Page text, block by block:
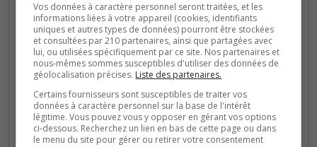
0
50
100
150
Sept Oct Nov Déc Jan Fév Mars Avr Mai Juil
Vos données à caractère personnel seront traitées, et les
informations liées à votre appareil (cookies, identifiants
uniques et autres types de données) pourront être stockées
et consultées par 210 partenaires, ainsi que partagées avec
lui, ou utilisées spécifiquement par ce site. Nos partenaires et
nous-mêmes sommes susceptibles d'utiliser des données de
géolocalisation précises. Liste des partenaires.
Certains fournisseurs sont susceptibles de traiter vos
données à caractère personnel sur la base de l'intérêt
légitime. Vous pouvez vous y opposer en gérant vos options
ci-dessous. Recherchez un lien en bas de cette page ou dans
le menu du site pour gérer ou retirer votre consentement